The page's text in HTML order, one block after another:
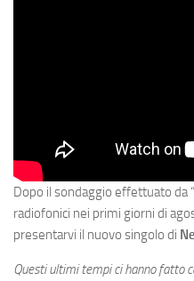
Dopo il sondaggio effettuato da
radiofonici nei primi giorni di
presentarvi il nuovo singolo di
Questi ultimi tempi ci hanno fatto